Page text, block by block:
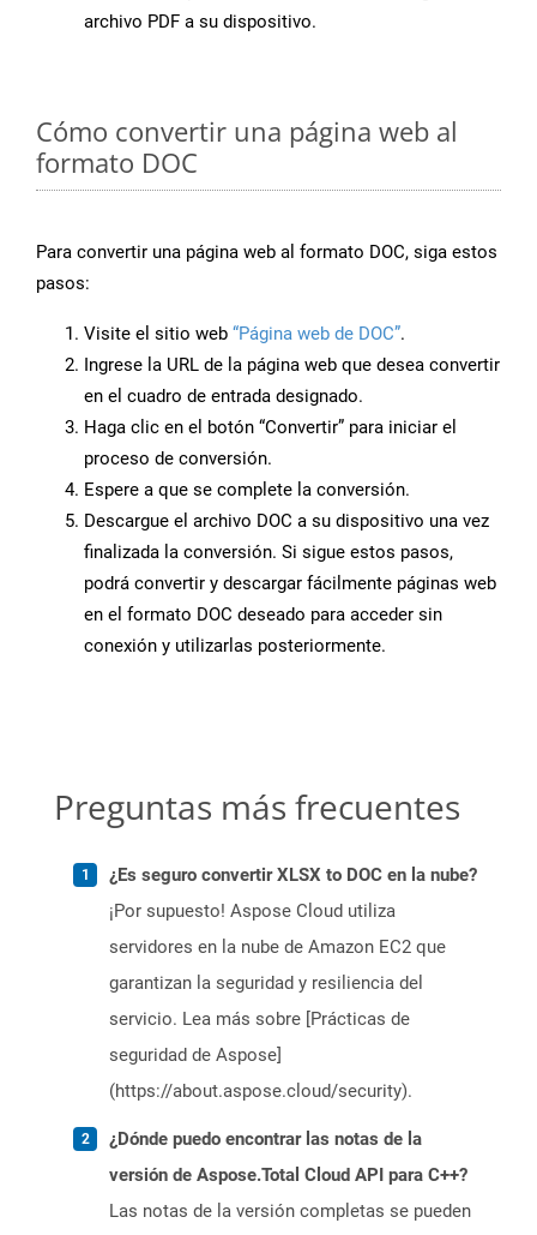
archivo PDF a su dispositivo.
Cómo convertir una página web al
formato DOC
Para convertir una página web al formato DOC, siga estos
pasos:
Visite el sitio web “Página web de DOC”.
Ingrese la URL de la página web que desea convertir
en el cuadro de entrada designado.
Haga clic en el botón “Convertir” para iniciar el
proceso de conversión.
Espere a que se complete la conversión.
Descargue el archivo DOC a su dispositivo una vez
finalizada la conversión. Si sigue estos pasos,
podrá convertir y descargar fácilmente páginas web
en el formato DOC deseado para acceder sin
conexión y utilizarlas posteriormente.
Preguntas más frecuentes
¿Es seguro convertir XLSX to DOC en la nube?
¡Por supuesto! Aspose Cloud utiliza
servidores en la nube de Amazon EC2 que
garantizan la seguridad y resiliencia del
servicio. Lea más sobre [Prácticas de
seguridad de Aspose]
(https://about.aspose.cloud/security).
¿Dónde puedo encontrar las notas de la
versión de Aspose.Total Cloud API para C++?
Las notas de la versión completas se pueden